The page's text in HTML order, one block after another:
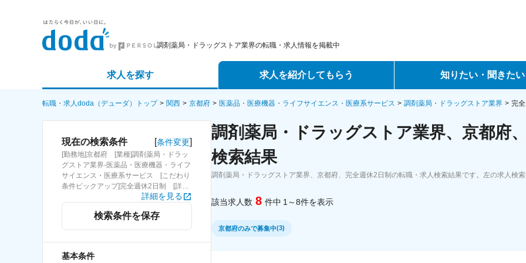
調剤薬局・ドラッグストア業界の転職・求人情報を掲載中
求人を探す
詳細条件から探す
求人特集から探す
求人を紹介してもらう
エージェントサービス
スカウトサービス
パートナーエージェントサービス
知りたい・聞きたい
転職ノウハウ
データで見る転職
転職・求人doda（デューダ）トップ 関西 京都府 医薬品・医療機器・ライフサイエンス・医療系サービス 調剤薬局・ドラッグストア業界 完
現在の検索条件 [条件変更]
[勤務地]京都府 [業種]調剤薬局・ドラッ
グストア業界-医薬品・医療機器・ライフ
サイエンス・医療系サービス [こだわり
条件ピックアップ]完全週休2日制 [詳細
条件](休日・働き方)完全週休2日制
詳細を見る
検索条件を保存
基本条件
調剤薬局・ドラッグストア業界、京都府
検索結果
調剤薬局・ドラッグストア業界、京都府、完全週休2日制の転職・求人検索結果です。左の求人検
該当求人数 8 件中 1～8件を表示
京都府のみで募集中(3)